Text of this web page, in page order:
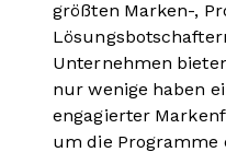
größten Marken-,
Unternehmen
nur wenige haben
engagierter
um die Programme